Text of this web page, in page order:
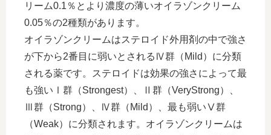
リーム0.1％とより濃度の薄いオイラゾンクリーム
0.05％の2種類があります。
オイラゾンクリームはステロイド外用剤の中で強さ
が下から2番目に弱いとされるⅣ群（Mild）に分類
される薬です。ステロイドは効果の強さによって最
も強いⅠ群（Strongest）、Ⅱ群（VeryStrong）、
Ⅲ群（Strong）、Ⅳ群（Mild）、最も弱いⅤ群
（Weak）に分類されます。オイラゾンクリームは